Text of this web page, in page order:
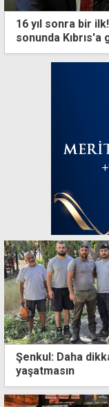
16 yıl sonra bir
sonunda Kıbrıs'a
Şenkul: Daha
yaşatmasın